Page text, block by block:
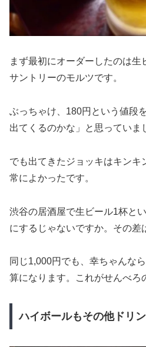
まず最初にオーダーしたのは
サントリーのモルツです。
ぶっちゃけ、180円という値段
出てくるのかな」と思っていま
でも出てきたジョッキはキンキ
常によかったです。
渋谷の居酒屋で生ビール1杯と
にするじゃないですか。その差
同じ1,000円でも、幸ちゃんな
算になります。これがせんべろ
ハイボールもその他ドリ